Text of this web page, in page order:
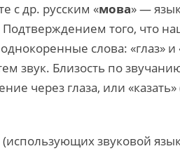
с др. русским «мова» —
того, что
слова: «глаз» и
звук. Близость по
через глаза, или
звуковой язык